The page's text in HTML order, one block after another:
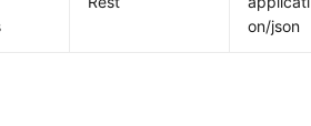
on/json